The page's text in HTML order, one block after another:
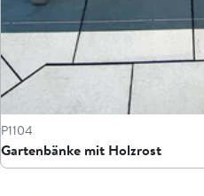
P1104
Gartenbänke mit Holzrost